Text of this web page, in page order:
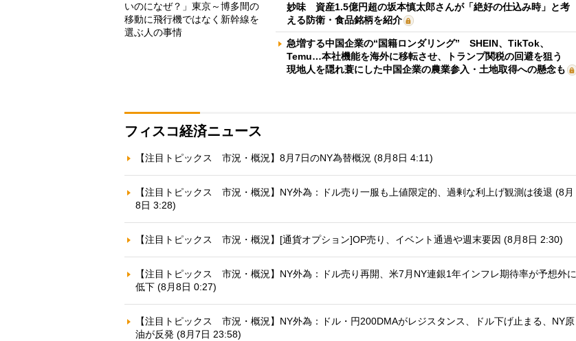
いのになぜ？」東京～博多間の
移動に飛行機ではなく新幹線を
選ぶ人の事情
妙味 資産1.5億円超の坂本慎太郎さんが「絶好の仕込み時」と考
える防衛・食品銘柄を紹介
急増する中国企業の“国籍ロンダリング” SHEIN、TikTok、
Temu…本社機能を海外に移転させ、トランプ関税の回避を狙う
現地人を隠れ蓑にした中国企業の農業参入・土地取得への懸念も
フィスコ経済ニュース
【注目トピックス 市況・概況】8月7日のNY為替概況 (8月8日 4:11)
【注目トピックス 市況・概況】NY外為：ドル売り一服も上値限定的、過剰な利上げ観測は後退 (8月
8日 3:28)
【注目トピックス 市況・概況】[通貨オプション]OP売り、イベント通過や週末要因 (8月8日 2:30)
【注目トピックス 市況・概況】NY外為：ドル売り再開、米7月NY連銀1年インフレ期待率が予想外に
低下 (8月8日 0:27)
【注目トピックス 市況・概況】NY外為：ドル・円200DMAがレジスタンス、ドル下げ止まる、NY原
油が反発 (8月7日 23:58)